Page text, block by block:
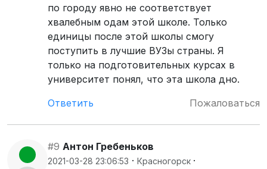
по городу явно не соответствует
хвалебным одам этой школе. Только
единицы после этой школы смогу
поступить в лучшие ВУЗы страны. Я
только на подготовительных курсах в
университет понял, что эта школа дно.
Ответить
Пожаловаться
#9 Антон Гребеньков
2021-03-28 23:06:53 · Красногорск ·